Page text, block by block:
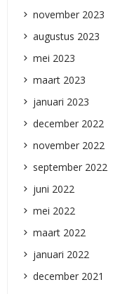
november 2023
augustus 2023
mei 2023
maart 2023
januari 2023
december 2022
november 2022
september 2022
juni 2022
mei 2022
maart 2022
januari 2022
december 2021